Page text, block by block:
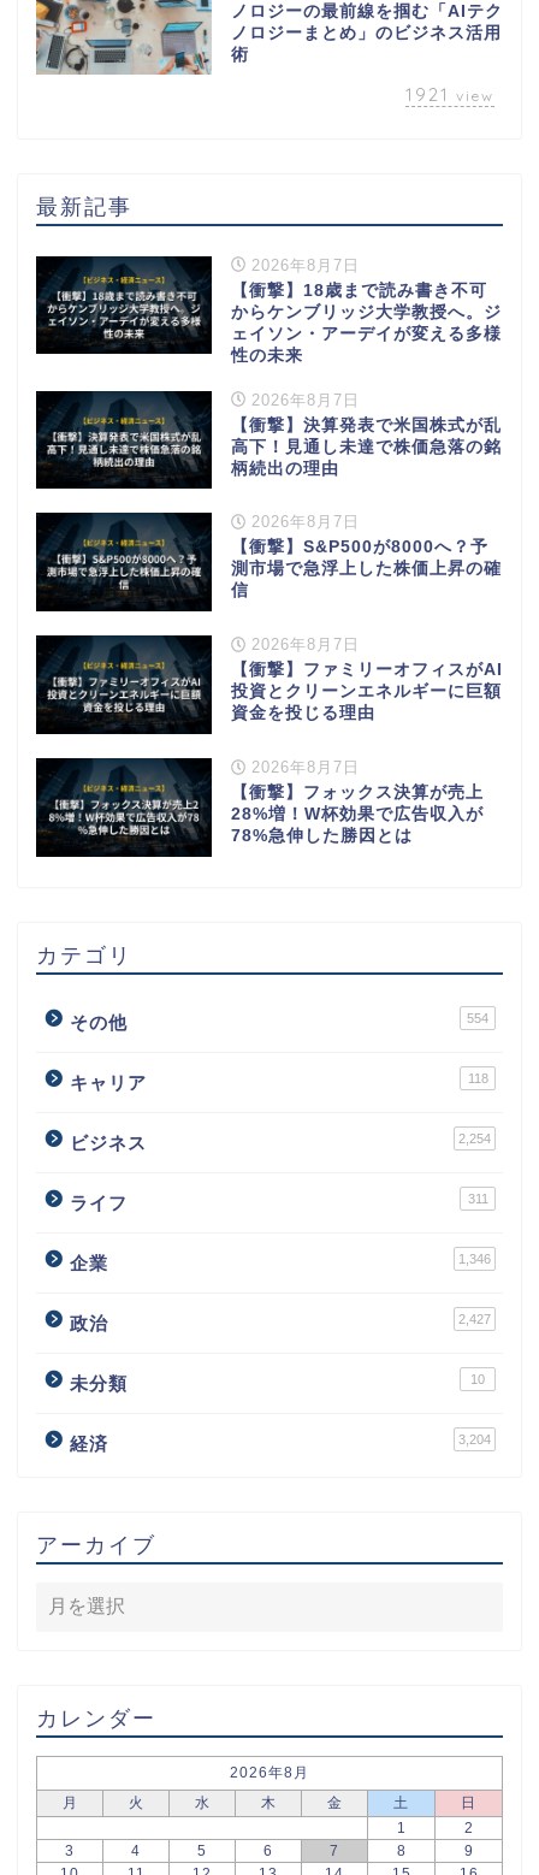
ノロジーの最前線を掴む「AIテク
ノロジーまとめ」のビジネス活用
術
1921 view
最新記事
2026年8月7日
【衝撃】18歳まで読み書き不可
からケンブリッジ大学教授へ。ジ
ェイソン・アーデイが変える多様
性の未来
2026年8月7日
【衝撃】決算発表で米国株式が乱
高下！見通し未達で株価急落の銘
柄続出の理由
2026年8月7日
【衝撃】S&P500が8000へ？予
測市場で急浮上した株価上昇の確
信
2026年8月7日
【衝撃】ファミリーオフィスがAI
投資とクリーンエネルギーに巨額
資金を投じる理由
2026年8月7日
【衝撃】フォックス決算が売上
28%増！W杯効果で広告収入が
78%急伸した勝因とは
カテゴリ
その他 554
キャリア 118
ビジネス 2,254
ライフ 311
企業 1,346
政治 2,427
未分類 10
経済 3,204
アーカイブ
カレンダー
2026年8月
月
火 水 木 金 土
日
1
2
3
4 5 6 7 8
9